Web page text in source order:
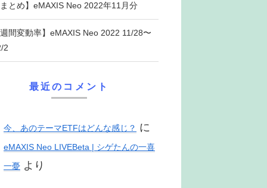
まとめ】eMAXIS Neo 2022年11月分
週間変動率】eMAXIS Neo 2022 11/28〜
2
最近のコメント
今、あのテーマETFはどんな感じ？ に
eMAXIS Neo LIVEBeta | シゲたんの一喜
一憂 より